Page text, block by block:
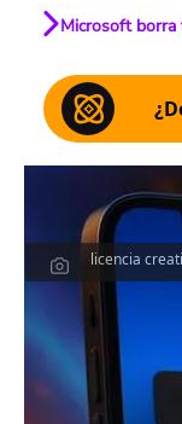
Microsoft borra
licencia